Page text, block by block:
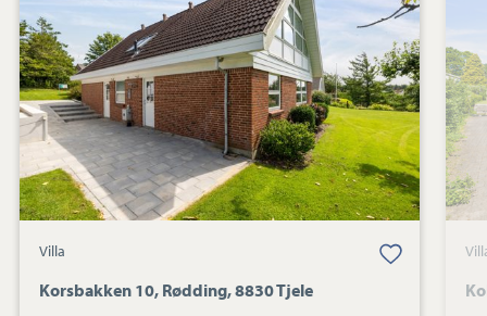
10,
Rødding,
8830
Tjele
Villa
Korsbakken 10, Rødding, 8830 Tjele